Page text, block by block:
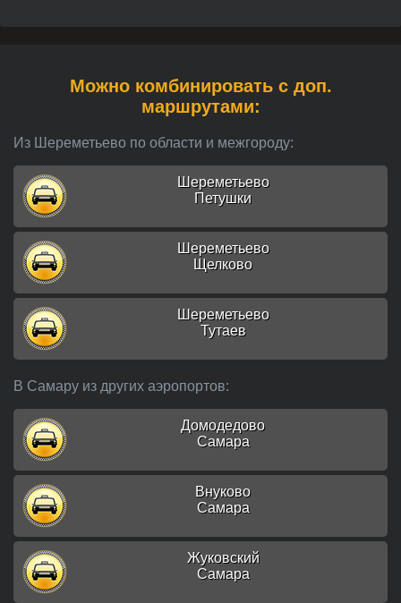
Можно комбинировать с доп.
маршрутами:
Из Шереметьево по области и межгороду:
Шереметьево
Петушки
Шереметьево
Щелково
Шереметьево
Тутаев
В Самару из других аэропортов:
Домодедово
Самара
Внуково
Самара
Жуковский
Самара